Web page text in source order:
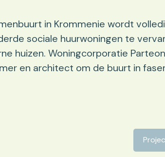
in Krommenie wordt
sociale huurwoningen te
huizen. Woningcorporatie
en architect om de buurt in